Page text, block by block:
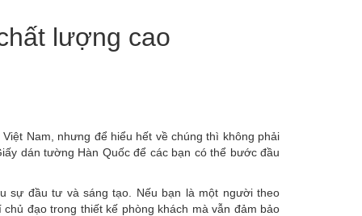
lượng cao
Nam, nhưng để hiểu hết về chúng thì không phải
dán tường Hàn Quốc để các bạn có thể bước đầu
sự đầu tư và sáng tạo. Nếu bạn là một người theo
đạo trong thiết kế phòng khách mà vẫn đảm bảo